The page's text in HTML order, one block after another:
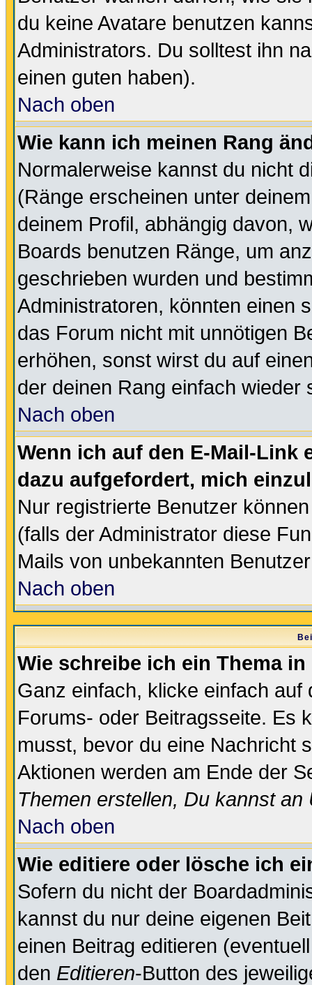
du keine Avatare benutzen
Administrators. Du solltest ihn
einen guten haben).
Nach oben
Wie kann ich meinen Rang
Normalerweise kannst du nicht
(Ränge erscheinen unter
deinem Profil, abhängig davon,
Boards benutzen Ränge, um
geschrieben wurden und
Administratoren, könnten einen
das Forum nicht mit unnötigen
erhöhen, sonst wirst du auf
der deinen Rang einfach wieder
Nach oben
Wenn ich auf den E-Mail-Link
dazu aufgefordert, mich
Nur registrierte Benutzer
(falls der Administrator diese
Mails von unbekannten
Nach oben
Wie schreibe ich ein Thema
Ganz einfach, klicke einfach
Forums- oder Beitragsseite. Es
musst, bevor du eine Nachricht
Aktionen werden am Ende der
Themen erstellen, Du kannst
Nach oben
Wie editiere oder lösche ich
Sofern du nicht der
kannst du nur deine eigenen
einen Beitrag editieren
den Editieren-Button des